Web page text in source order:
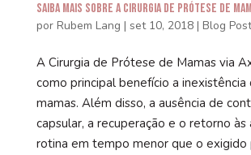
Saiba mais sobre a Cirurgia de Prótese de
por Rubem Lang | set 10, 2018| Blog
A Cirurgia de Prótese de Mamas via
como principal benefício a inexistência
mamas. Além disso, a ausência de
capsular, a recuperação e o retorno
rotina em tempo menor que o exigido